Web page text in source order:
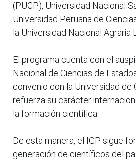
(PUCP), Universidad Nacional
Universidad Peruana de
la Universidad Nacional Agraria
El programa cuenta con el
Nacional de Ciencias de
convenio con la Universidad de
refuerza su carácter
la formación científica.
De esta manera, el IGP sigue
generación de científicos del